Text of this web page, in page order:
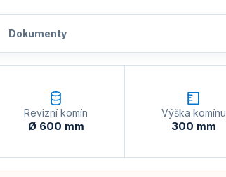
Dokumenty
Revizní komín
Ø 600 mm
Výška komínu
300 mm